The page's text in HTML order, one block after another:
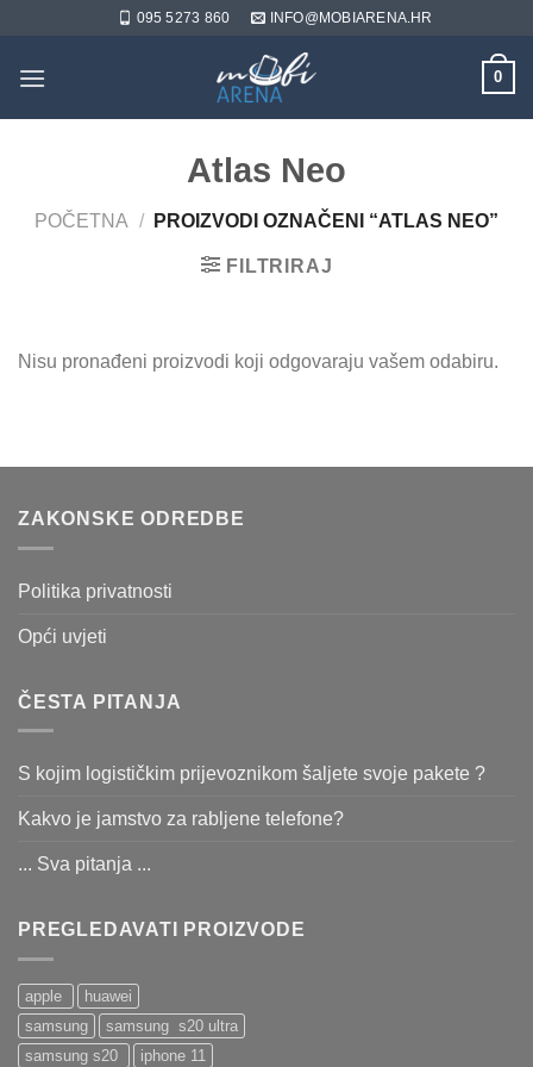
content
095 5273 860 INFO@MOBIARENA.HR
0
Atlas Neo
POČETNA / PROIZVODI OZNAČENI “ATLAS NEO”
FILTRIRAJ
Nisu pronađeni proizvodi koji odgovaraju vašem odabiru.
ZAKONSKE ODREDBE
Politika privatnosti
Opći uvjeti
ČESTA PITANJA
S kojim logističkim prijevoznikom šaljete svoje pakete ?
Kakvo je jamstvo za rabljene telefone?
... Sva pitanja ...
PREGLEDAVATI PROIZVODE
apple
huawei
samsung
samsung s20 ultra
samsung s20
iphone 11